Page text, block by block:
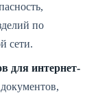
по
сети.
для интернет-